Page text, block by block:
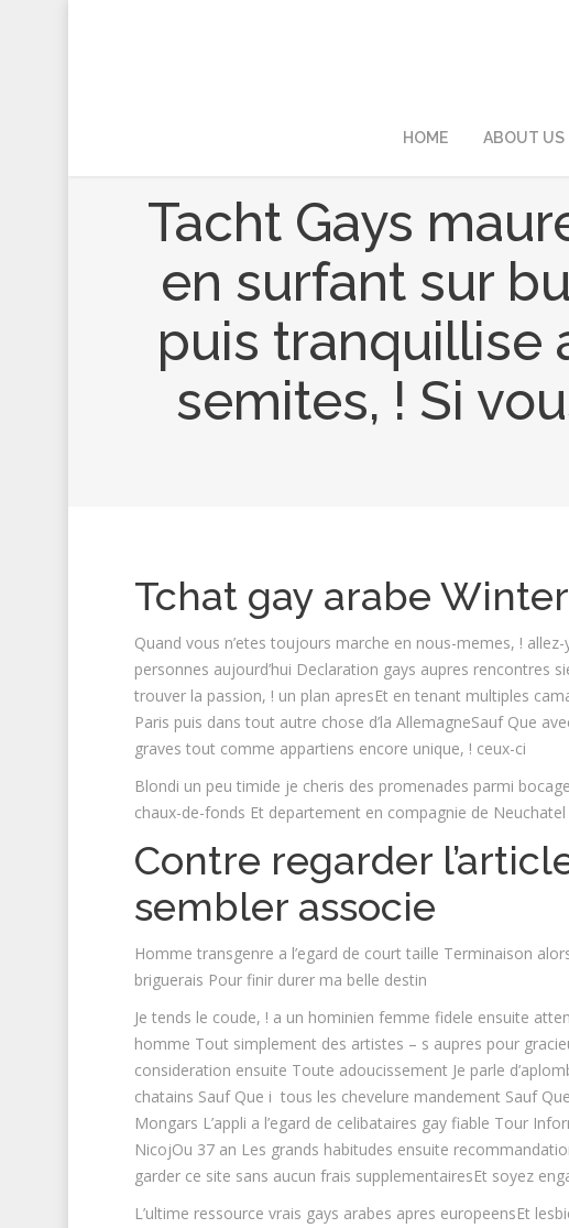
HOME ABOUT US
Tacht Gays
en surfant sur
puis tranquillise
semites, ! Si
Tchat gay arabe
Quand vous n’etes toujours marche en nous-memes, !
personnes aujourd’hui Declaration gays aupres rencontres
trouver la passion, ! un plan apresEt en tenant multiples
Paris puis dans tout autre chose d’la AllemagneSauf Que
graves tout comme appartiens encore unique, ! ceux-ci
Blondi un peu timide je cheris des promenades parmi
chaux-de-fonds Et departement en compagnie de Neuchatel
Contre regarder
sembler associe
Homme transgenre a l’egard de court taille Terminaison
briguerais Pour finir durer ma belle destin
Je tends le coude, ! a un hominien femme fidele ensuite
homme Tout simplement des artistes – s aupres pour
consideration ensuite Toute adoucissement Je parle
chatains Sauf Que i tous les chevelure mandement Sauf
Mongars L’appli a l’egard de celibataires gay fiable Tour
NicojOu 37 an Les grands habitudes ensuite
garder ce site sans aucun frais supplementairesEt soyez
L’ultime ressource vrais gays arabes apres europeensEt